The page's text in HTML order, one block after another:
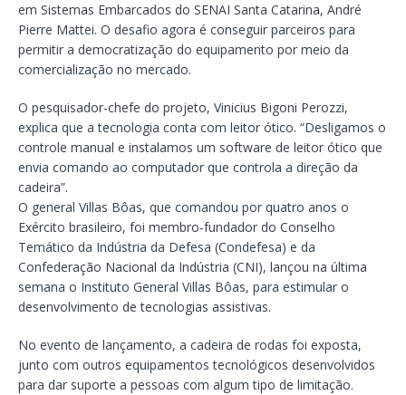
em Sistemas Embarcados do SENAI Santa Catarina, André
Pierre Mattei. O desafio agora é conseguir parceiros para
permitir a democratização do equipamento por meio da
comercialização no mercado.
O pesquisador-chefe do projeto, Vinicius Bigoni Perozzi,
explica que a tecnologia conta com leitor ótico. “Desligamos o
controle manual e instalamos um software de leitor ótico que
envia comando ao computador que controla a direção da
cadeira”.
O general Villas Bôas, que comandou por quatro anos o
Exército brasileiro, foi membro-fundador do Conselho
Temático da Indústria da Defesa (Condefesa) e da
Confederação Nacional da Indústria (CNI), lançou na última
semana o Instituto General Villas Bôas, para estimular o
desenvolvimento de tecnologias assistivas.
No evento de lançamento, a cadeira de rodas foi exposta,
junto com outros equipamentos tecnológicos desenvolvidos
para dar suporte a pessoas com algum tipo de limitação.